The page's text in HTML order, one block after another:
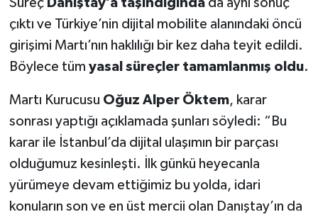
çıktı ve Türkiye’nin dijital mobilite alanındaki öncü
girişimi Martı’nın haklılığı bir kez daha teyit edildi.
Böylece tüm yasal süreçler tamamlanmış oldu.
Martı Kurucusu Oğuz Alper Öktem, karar
sonrası yaptığı açıklamada şunları söyledi: “Bu
karar ile İstanbul’da dijital ulaşımın bir parçası
olduğumuz kesinleşti. İlk günkü heyecanla
yürümeye devam ettiğimiz bu yolda, idari
konuların son ve en üst mercii olan Danıştay’ın da